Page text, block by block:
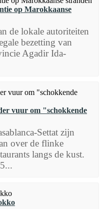
op Marokkaanse
de lokale autoriteiten
bezetting van
Agadir Ida-
vuur om "schokkende
Settat zijn
over de flinke
langs de kust.